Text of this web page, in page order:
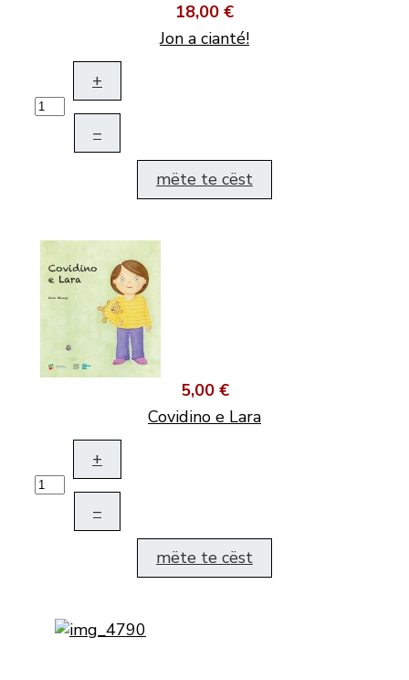
18,00 €
Jon a cianté!
+
–
mëte te cëst
5,00 €
Covidino e Lara
+
–
mëte te cëst